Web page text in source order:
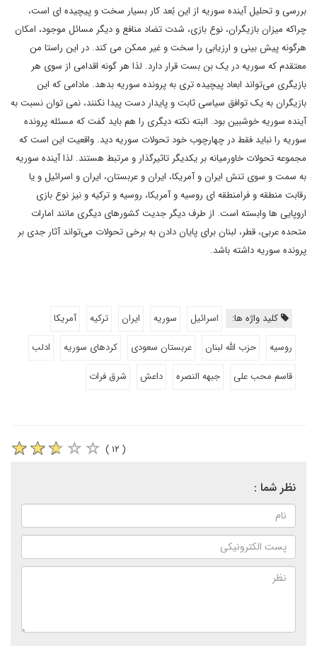
بررسی و تحلیل آینده سوریه از این بُعد کار بسیار سخت و پیچیده ای است،
چراکه میزان بازیگران، نوع بازی، شدت تضاد منافع و دیگر مسائل موجود، امکان
هرگونه پیش بینی و ارزیابی را سخت و غیر ممکن می کند. در این راستا من
معتقدم که سوریه در یک بن بست قرار دارد. لذا هر گونه اقدامی از سوی هر
بازیگری می‌تواند ابعاد پیچیده تری به پرونده سوریه بدهد. مادامی که این
بازیگران به یک توافق سیاسی ثابت و پایدار دست پیدا نکنند، نمی توان نسبت به
آینده سوریه خوشبین بود. البته نکته دیگری را هم باید گفت که مسئله پرونده
سوریه را نباید فقط در چهارچوب خود تحولات سوریه دید. واقعیت این است که
مجموعه تحولات خاورمیانه بر یکدیگر تاثیرگذار و مرتبط هستند. لذا آینده سوریه
به سمت و سوی تنش ایران و آمریکا، ایران و عربستان، ایران و اسرائیل و یا
رقابت منطقه و فرامنطقه ای روسیه و آمریکا، روسیه و ترکیه و نیز نوع بازی
اروپایی ها وابسته است. از طرف دیگر جدیت کشورهای دیگری مانند امارات
متحده عربی، قطر، لبنان برای پایان دادن به برخی تحولات می‌تواند آثار جدی بر
پرونده سوریه داشته باشد.
کلید واژه ها: اسرائیل سوریه ایران ترکیه
آمریکا
روسیه
حزب الله لبنان عربستان سعودی کردهای سوریه
ادلب
قاسم محب علی
جبهه النصره داعش شرق فرات
( ۱۲ )
نظر شما :